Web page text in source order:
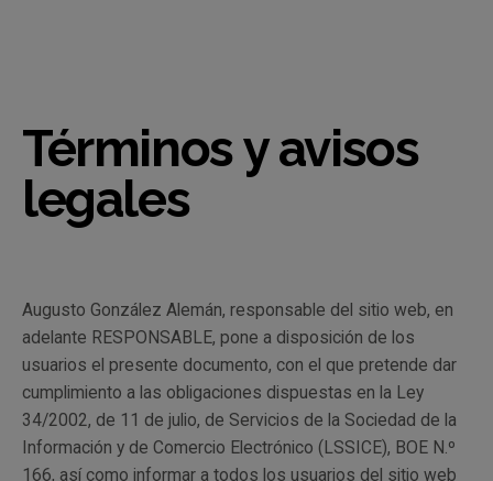
Términos y avisos
legales
Augusto González Alemán, responsable del sitio web, en
adelante RESPONSABLE, pone a disposición de los
usuarios el presente documento, con el que pretende dar
cumplimiento a las obligaciones dispuestas en la Ley
34/2002, de 11 de julio, de Servicios de la Sociedad de la
Información y de Comercio Electrónico (LSSICE), BOE N.º
166, así como informar a todos los usuarios del sitio web